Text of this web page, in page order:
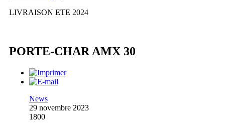
LIVRAISON ETE 2024
PORTE-CHAR AMX 30
News
29 novembre 2023
1800